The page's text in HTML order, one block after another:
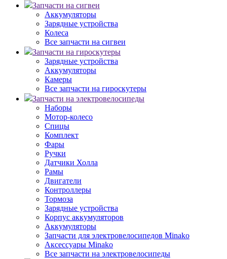
Запчасти на сигвеи
Аккумуляторы
Зарядные устройства
Колеса
Все запчасти на сигвеи
Запчасти на гироскутеры
Зарядные устройства
Аккумуляторы
Камеры
Все запчасти на гироскутеры
Запчасти на электровелосипеды
Наборы
Мотор-колесо
Спицы
Комплект
Фары
Ручки
Датчики Холла
Рамы
Двигатели
Контроллеры
Тормоза
Зарядные устройства
Корпус аккумуляторов
Аккумуляторы
Запчасти для электровелосипедов Minako
Аксессуары Minako
Все запчасти на электровелосипеды